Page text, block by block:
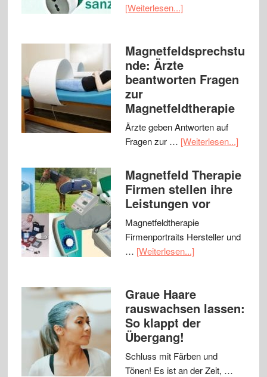
[Weiterlesen...]
Magnetfeldsprechstu
nde: Ärzte
beantworten Fragen
zur
Magnetfeldtherapie
Ärzte geben Antworten auf
Fragen zur … [Weiterlesen...]
Magnetfeld Therapie
Firmen stellen ihre
Leistungen vor
Magnetfeldtherapie
Firmenportraits Hersteller und
… [Weiterlesen...]
Graue Haare
rauswachsen lassen:
So klappt der
Übergang!
Schluss mit Färben und
Tönen! Es ist an der Zeit, …